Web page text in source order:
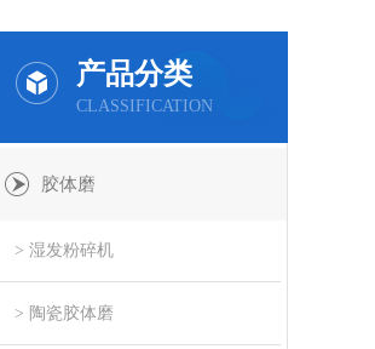
产品分类
CLASSIFICATION
胶体磨
> 湿发粉碎机
> 陶瓷胶体磨